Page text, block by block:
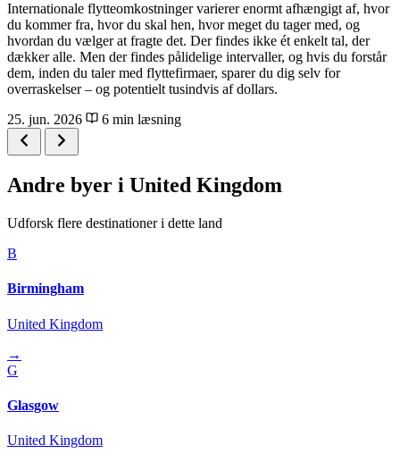
Internationale flytteomkostninger varierer enormt afhængigt af, hvor
du kommer fra, hvor du skal hen, hvor meget du tager med, og
hvordan du vælger at fragte det. Der findes ikke ét enkelt tal, der
dækker alle. Men der findes pålidelige intervaller, og hvis du forstår
dem, inden du taler med flyttefirmaer, sparer du dig selv for
overraskelser – og potentielt tusindvis af dollars.
25. jun. 2026
6 min læsning
Andre byer i United Kingdom
Udforsk flere destinationer i dette land
B
Birmingham
United Kingdom
→
G
Glasgow
United Kingdom